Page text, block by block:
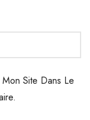
Site Dans Le